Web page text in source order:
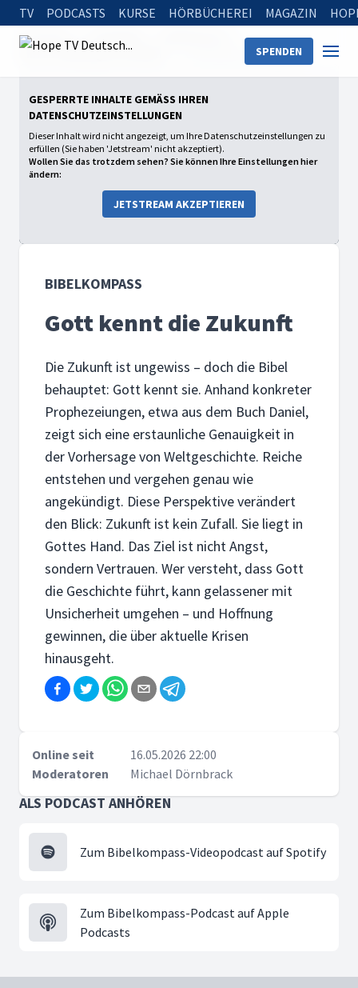
TV PODCASTS KURSE HÖRBÜCHEREI MAGAZIN
SPENDEN
Startseite
Gibt es Hoffnung für die Welt?
Gott kennt die Zukunft
GESPERRTE INHALTE GEMÄSS IHREN D
ATENSCHUTZEINSTELLUNGEN
Dieser Inhalt wird nicht angezeigt, um Ihre Datenschutzeinstellungen zu
erfüllen (Sie haben 'Jetstream' nicht akzeptiert).
Wollen Sie das trotzdem sehen? Sie können Ihre Einstellungen hier
ändern:
JETSTREAM AKZEPTIEREN
BIBELKOMPASS
Gott kennt die Zukunft
Die Zukunft ist ungewiss – doch die Bibel
behauptet: Gott kennt sie. Anhand konkreter
Prophezeiungen, etwa aus dem Buch Daniel,
zeigt sich eine erstaunliche Genauigkeit in
der Vorhersage von Weltgeschichte. Reiche
entstehen und vergehen genau wie
angekündigt. Diese Perspektive verändert
den Blick: Zukunft ist kein Zufall. Sie liegt in
Gottes Hand. Das Ziel ist nicht Angst,
sondern Vertrauen. Wer versteht, dass Gott
die Geschichte führt, kann gelassener mit
Unsicherheit umgehen – und Hoffnung
gewinnen, die über aktuelle Krisen
hinausgeht.
Online seit
16.05.2026 22:00
Moderatoren
Michael Dörnbrack
ALS PODCAST ANHÖREN
Zum Bibelkompass-Videopodcast auf Spotify
Zum Bibelkompass-Podcast auf Apple
Podcasts